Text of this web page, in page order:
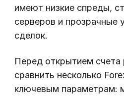
имеют низкие спреды,
серверов и прозрачные
сделок.
Перед открытием счета
сравнить несколько
ключевым параметрам: